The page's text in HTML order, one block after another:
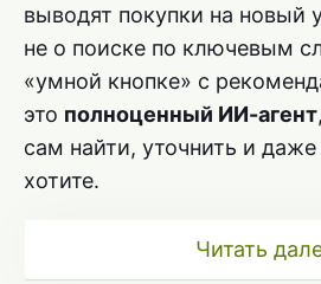
выводят покупки на новый
не о поиске по ключевым
«умной кнопке» с
это полноценный ИИ-агент
сам найти, уточнить и
хотите.
Читать